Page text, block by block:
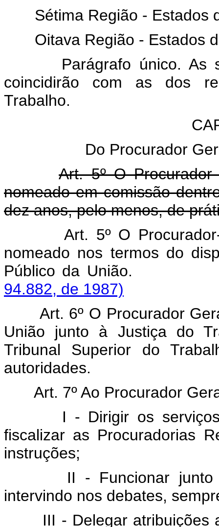
Sétima Região - Estados
Oitava Região - Estados
Parágrafo único. As
coincidirão com as dos
Trabalho.
Do Procurador
Art. 5º O
nomeado em comissão
dez anos, pelo menos, de
Art. 5º O
nomeado nos termos do
Público da
94.882, de 1987)
Art. 6º O Procurador
União junto à Justiça do
Tribunal Superior do
autoridades.
Art. 7º Ao Procurador
I - Dirigir os
fiscalizar as Procuradorias
instruções;
II - Funcionar junto
intervindo nos debates,
III - Delegar atribuições